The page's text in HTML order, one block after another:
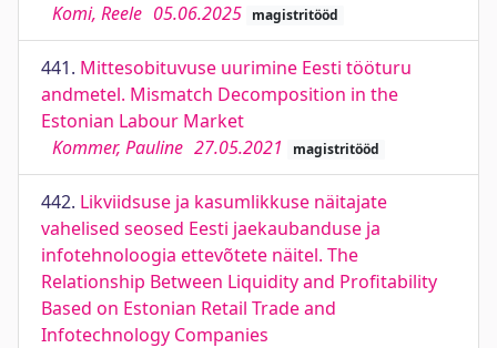
Komi, Reele 05.06.2025 magistritööd
441. Mittesobituvuse uurimine Eesti tööturu
andmetel. Mismatch Decomposition in the
Estonian Labour Market
Kommer, Pauline 27.05.2021 magistritööd
442. Likviidsuse ja kasumlikkuse näitajate
vahelised seosed Eesti jaekaubanduse ja
infotehnoloogia ettevõtete näitel. The
Relationship Between Liquidity and Profitability
Based on Estonian Retail Trade and
Infotechnology Companies